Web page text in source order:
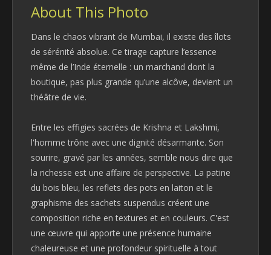
About This Photo
Dans le chaos vibrant de Mumbai, il existe des îlots
de sérénité absolue. Ce tirage capture l’essence
même de l’Inde éternelle : un marchand dont la
boutique, pas plus grande qu’une alcôve, devient un
théâtre de vie.
Entre les effigies sacrées de Krishna et Lakshmi,
l'homme trône avec une dignité désarmante. Son
sourire, gravé par les années, semble nous dire que
la richesse est une affaire de perspective. La patine
du bois bleu, les reflets des pots en laiton et le
graphisme des sachets suspendus créent une
composition riche en textures et en couleurs. C'est
une œuvre qui apporte une présence humaine
chaleureuse et une profondeur spirituelle à tout